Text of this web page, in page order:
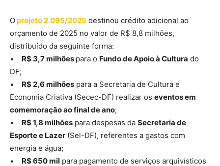
Oprojeto 2.095/2025 destinou crédito adicional ao
orçamento de 2025 no valor de R$ 8,8 milhões,
distribuído da seguinte forma:
• R$ 3,7 milhões para o Fundo de Apoio à Cultura do
DF;
• R$ 2,6 milhões para a Secretaria de Cultura e
Economia Criativa (Secec-DF) realizar os eventos em
comemoração ao final de ano;
• R$ 1,8 milhões para despesas da Secretaria de
Esporte e Lazer (Sel-DF), referentes a gastos com
energia e água;
• R$ 650 mil para pagamento de serviços arquivísticos